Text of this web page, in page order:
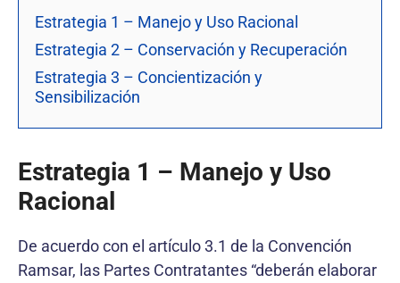
Estrategia 1 – Manejo y Uso Racional
Estrategia 2 – Conservación y Recuperación
Estrategia 3 – Concientización y
Sensibilización
Estrategia 1 – Manejo y Uso
Racional
De acuerdo con el artículo 3.1 de la Convención
Ramsar, las Partes Contratantes “deberán elaborar